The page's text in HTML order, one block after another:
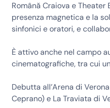
Română Craiova e
presenza magnetica e la
sinfonici e oratori, e
È attivo anche nel campo
cinematografiche, tra cui
Debutta all’Arena di
Ceprano) e La Traviata di